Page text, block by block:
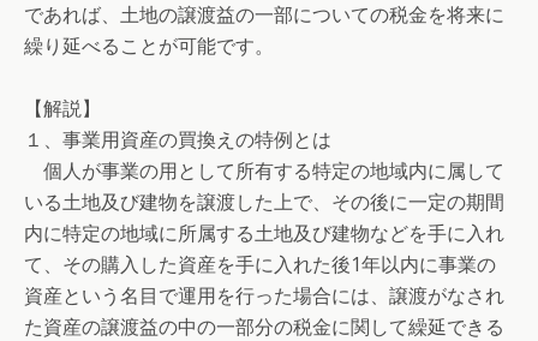
であれば、土地の譲渡益の一部についての税金を将来に
繰り延べることが可能です。
【解説】
１、事業用資産の買換えの特例とは
個人が事業の用として所有する特定の地域内に属して
いる土地及び建物を譲渡した上で、その後に一定の期間
内に特定の地域に所属する土地及び建物などを手に入れ
て、その購入した資産を手に入れた後1年以内に事業の
資産という名目で運用を行った場合には、譲渡がなされ
た資産の譲渡益の中の一部分の税金に関して繰延できる